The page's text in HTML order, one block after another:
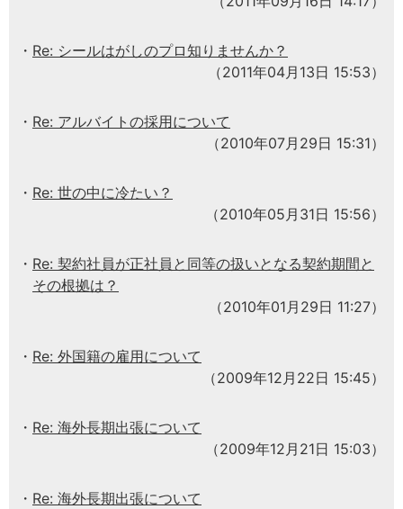
Re: シールはがしのプロ知りませんか？
（2011年04月13日 15:53）
Re: アルバイトの採用について
（2010年07月29日 15:31）
Re: 世の中に冷たい？
（2010年05月31日 15:56）
Re: 契約社員が正社員と同等の扱いとなる契約期間と
その根拠は？
（2010年01月29日 11:27）
Re: 外国籍の雇用について
（2009年12月22日 15:45）
Re: 海外長期出張について
（2009年12月21日 15:03）
Re: 海外長期出張について